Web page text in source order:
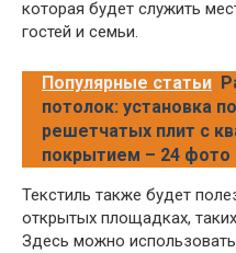
которая будет служить
гостей и семьи.
Популярные статьи
потолок: установка
решетчатых плит с
покрытием – 24 фото
Текстиль также будет
открытых площадках,
Здесь можно